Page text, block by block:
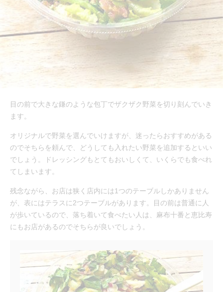
目の前で大きな鎌のような包丁でザクザク野菜を切り刻んでいき
ます。
オリジナルで野菜を選んでいけますが、迷ったらおすすめがある
のでそちらを頼んで、どうしても入れたい野菜を追加するといい
でしょう。ドレッシングもとてもおいしくて、いくらでも食べれ
てしまいます。
残念ながら、お店は狭く店内には1つのテーブルしかありません
が、表にはテラスに2つテーブルがあります。目の前は普通に人
が歩いているので、落ち着いて食べたい人は、麻布十番と恵比寿
にもお店があるのでそちらが良いでしょう。